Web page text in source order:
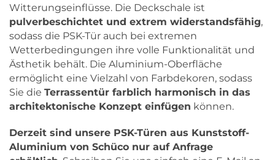
Witterungseinflüsse. Die Deckschale ist
pulverbeschichtet und extrem widerstandsfähig,
sodass die PSK-Tür auch bei extremen
Wetterbedingungen ihre volle Funktionalität und
Ästhetik behält. Die Aluminium-Oberfläche
ermöglicht eine Vielzahl von Farbdekoren, sodass
Sie die Terrassentür farblich harmonisch in das
architektonische Konzept einfügen können.
Derzeit sind unsere PSK-Türen aus Kunststoff-
Aluminium von Schüco nur auf Anfrage